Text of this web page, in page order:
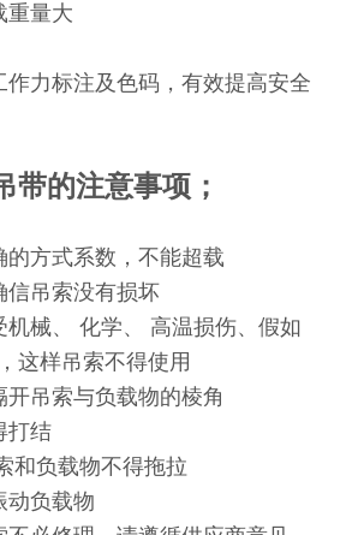
重量大
作力标注及色码，有效提高安全
带的注意事项；
的方式系数，不能超载
信吊索没有损坏
机械、 化学、 高温损伤、假如
这样吊索不得使用
吊索与负载物的棱角
打结
和负载物不得拖拉
动负载物